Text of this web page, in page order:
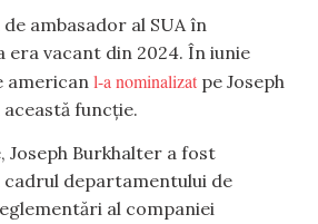
ambasador al SUA în
era vacant din 2024. În iunie
american l-a nominalizat pe Joseph
funcție.
Joseph Burkhalter a fost
departamentului de
al companiei